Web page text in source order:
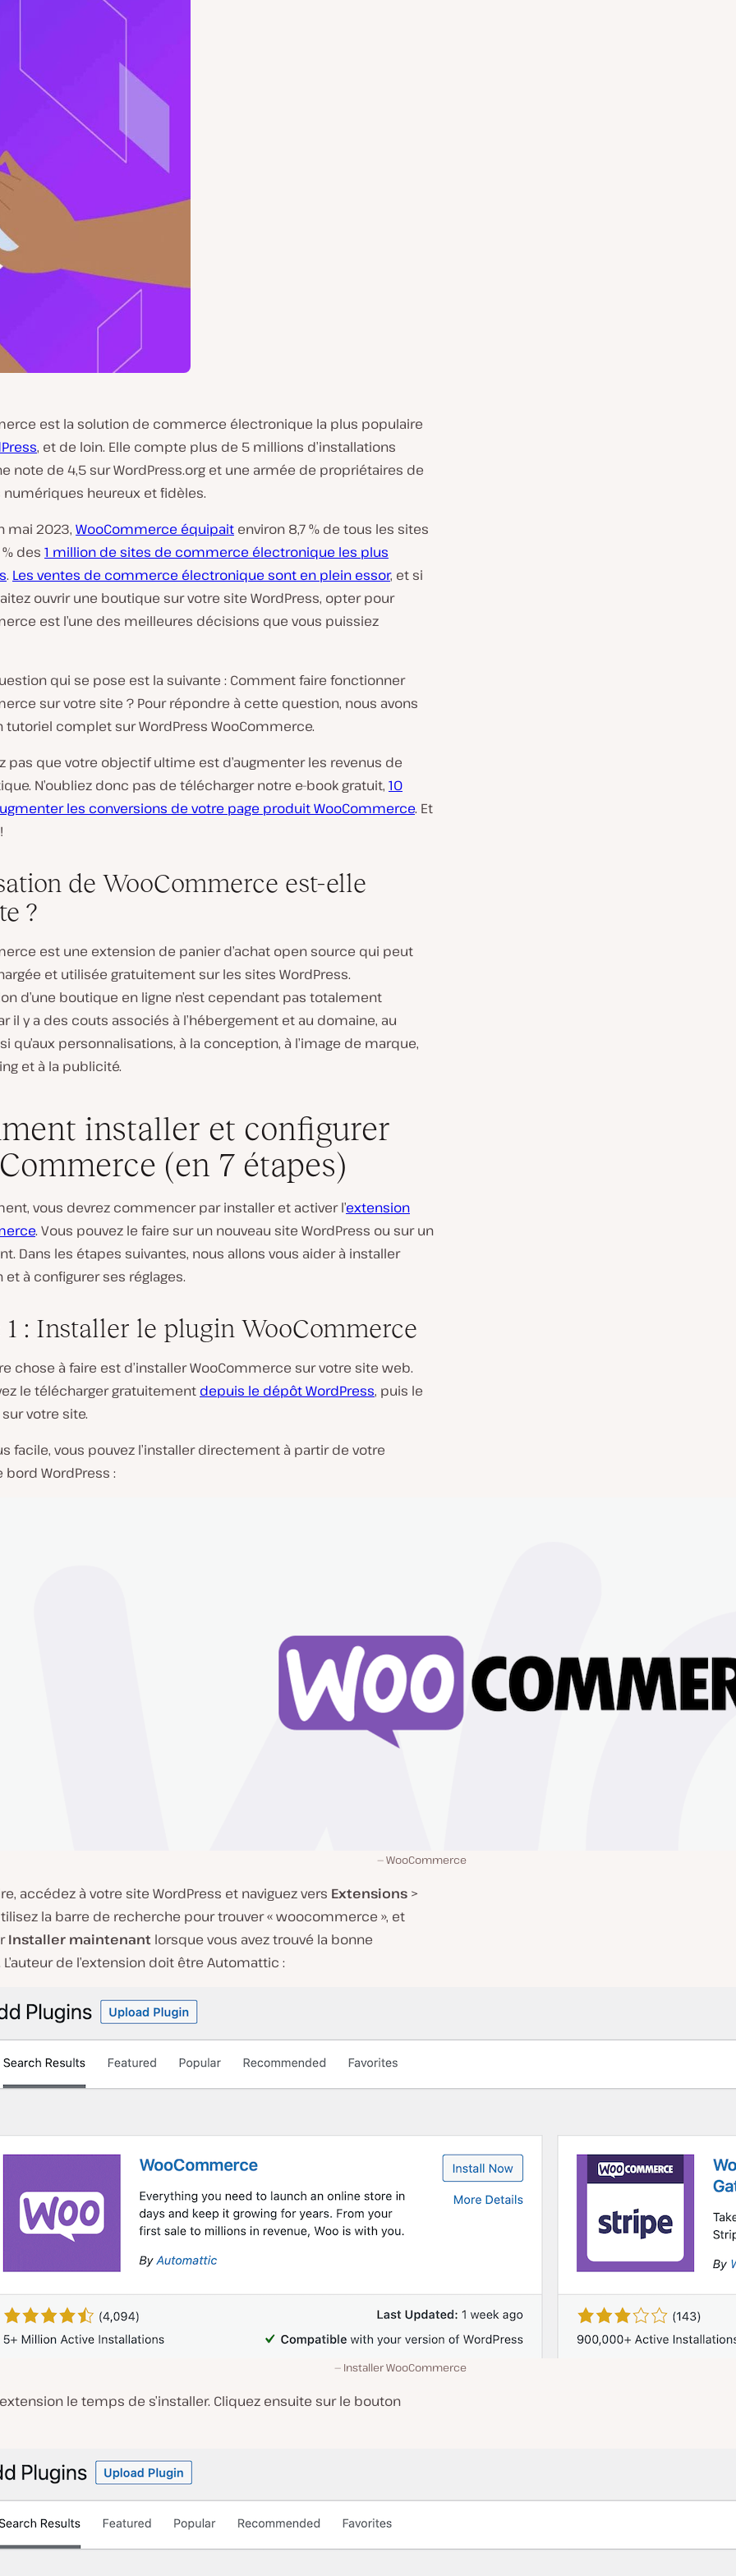
est la solution de commerce électronique la plus populaire
, et de loin. Elle compte plus de 5 millions d’installations
note de 4,5 sur WordPress.org et une armée de propriétaires de
heureux et fidèles.
mai 2023, WooCommerce équipait environ 8,7 % de tous les sites
des 1 million de sites de commerce électronique les plus
. Les ventes de commerce électronique sont en plein essor, et si
ouvrir une boutique sur votre site WordPress, opter pour
est l’une des meilleures décisions que vous puissiez
qui se pose est la suivante : Comment faire fonctionner
sur votre site ? Pour répondre à cette question, nous avons
tutoriel complet sur WordPress WooCommerce.
pas que votre objectif ultime est d’augmenter les revenus de
N’oubliez donc pas de télécharger notre e-book gratuit, 10
les conversions de votre page produit WooCommerce. Et
de WooCommerce est-elle
?
est une extension de panier d’achat open source qui peut
et utilisée gratuitement sur les sites WordPress.
d’une boutique en ligne n’est cependant pas totalement
il y a des couts associés à l’hébergement et au domaine, au
qu’aux personnalisations, à la conception, à l’image de marque,
et à la publicité.
installer et configurer
(en 7 étapes)
vous devrez commencer par installer et activer l’extension
. Vous pouvez le faire sur un nouveau site WordPress ou sur un
Dans les étapes suivantes, nous allons vous aider à installer
et à configurer ses réglages.
1 : Installer le plugin WooCommerce
chose à faire est d’installer WooCommerce sur votre site web.
le télécharger gratuitement depuis le dépôt WordPress, puis le
votre site.
facile, vous pouvez l’installer directement à partir de votre
WordPress :
WooCommerce
accédez à votre site WordPress et naviguez vers Extensions >
la barre de recherche pour trouver « woocommerce », et
Installer maintenant lorsque vous avez trouvé la bonne
de l’extension doit être Automattic :
Installer WooCommerce
le temps de s’installer. Cliquez ensuite sur le bouton